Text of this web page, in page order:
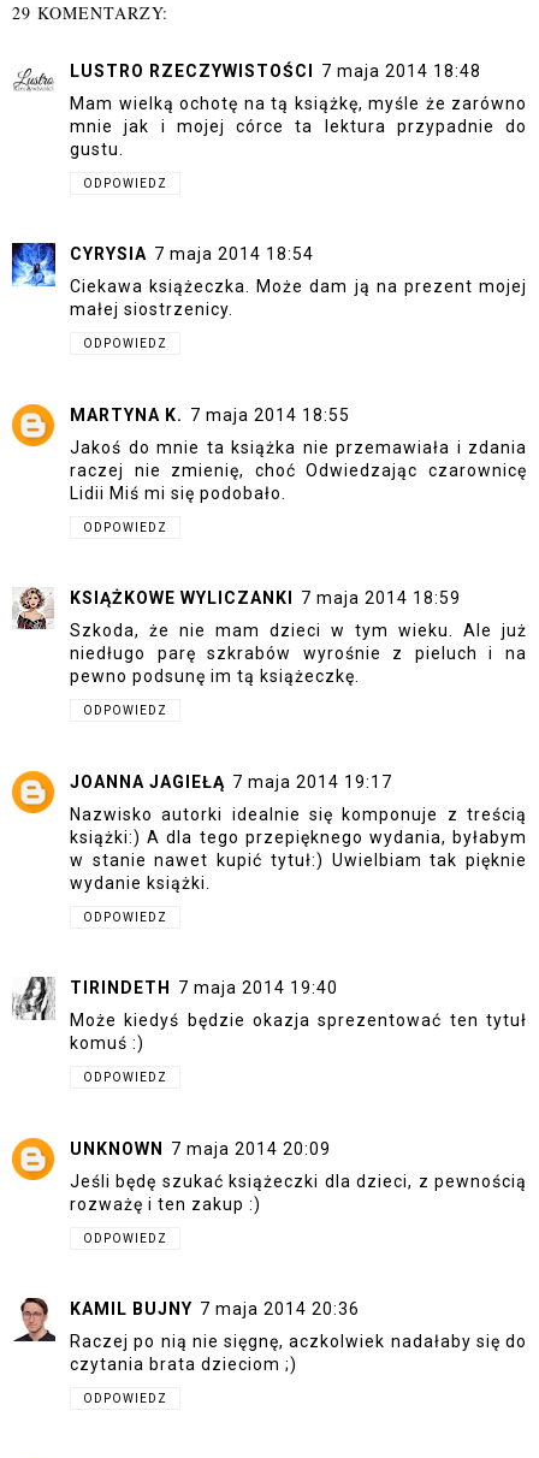
29 KOMENTARZY:
LUSTRO RZECZYWISTOŚCI
7 maja 2014 18:48
Mam wielką ochotę na tą książkę, myśle że zarówno
mnie jak i mojej córce ta lektura przypadnie do
gustu.
ODPOWIEDZ
CYRYSIA 7 maja 2014 18:54
Ciekawa książeczka. Może dam ją na prezent mojej
małej siostrzenicy.
ODPOWIEDZ
MARTYNA K. 7 maja 2014 18:55
Jakoś do mnie ta książka nie przemawiała i zdania
raczej nie zmienię, choć Odwiedzając czarownicę
Lidii Miś mi się podobało.
ODPOWIEDZ
KSIĄŻKOWE WYLICZANKI
7 maja 2014 18:59
Szkoda, że nie mam dzieci w tym wieku. Ale już
niedługo parę szkrabów wyrośnie z pieluch i na
pewno podsunę im tą książeczkę.
ODPOWIEDZ
JOANNA JAGIEŁĄ 7 maja 2014 19:17
Nazwisko autorki idealnie się komponuje z treścią
książki:) A dla tego przepięknego wydania, byłabym
w stanie nawet kupić tytuł:) Uwielbiam tak pięknie
wydanie książki.
ODPOWIEDZ
TIRINDETH
7 maja 2014 19:40
Może kiedyś będzie okazja sprezentować ten tytuł
komuś :)
ODPOWIEDZ
UNKNOWN
7 maja 2014 20:09
Jeśli będę szukać książeczki dla dzieci, z pewnością
rozważę i ten zakup :)
ODPOWIEDZ
KAMIL BUJNY 7 maja 2014 20:36
Raczej po nią nie sięgnę, aczkolwiek nadałaby się do
czytania brata dzieciom ;)
ODPOWIEDZ